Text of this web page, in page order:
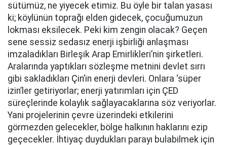
sütümüz, ne yiyecek etimiz. Bu öyle bir talan yasası
ki; köylünün toprağı elden gidecek, çocuğumuzun
lokması eksilecek. Peki kim zengin olacak? Geçen
sene sessiz sedasız enerji işbirliği anlaşması
imzaladıkları Birleşik Arap Emirlikleri’nin şirketleri.
Aralarında yaptıkları sözleşme metnini devlet sırrı
gibi sakladıkları Çin’in enerji devleri. Onlara ‘süper
izin’ler getiriyorlar; enerji yatırımları için ÇED
süreçlerinde kolaylık sağlayacaklarına söz veriyorlar.
Yani projelerinin çevre üzerindeki etkilerini
görmezden gelecekler, bölge halkının haklarını ezip
geçecekler. İhtiyaç duydukları parayı bulabilmek için